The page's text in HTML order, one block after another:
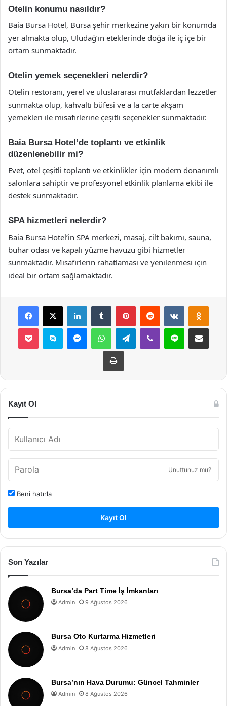
Otelin konumu nasıldır?
Baia Bursa Hotel, Bursa şehir merkezine yakın bir konumda
yer almakta olup, Uludağ’ın eteklerinde doğa ile iç içe bir
ortam sunmaktadır.
Otelin yemek seçenekleri nelerdir?
Otelin restoranı, yerel ve uluslararası mutfaklardan lezzetler
sunmakta olup, kahvaltı büfesi ve a la carte akşam
yemekleri ile misafirlerine çeşitli seçenekler sunmaktadır.
Baia Bursa Hotel’de toplantı ve etkinlik
düzenlenebilir mi?
Evet, otel çeşitli toplantı ve etkinlikler için modern donanımlı
salonlara sahiptir ve profesyonel etkinlik planlama ekibi ile
destek sunmaktadır.
SPA hizmetleri nelerdir?
Baia Bursa Hotel’in SPA merkezi, masaj, cilt bakımı, sauna,
buhar odası ve kapalı yüzme havuzu gibi hizmetler
sunmaktadır. Misafirlerin rahatlaması ve yenilenmesi için
ideal bir ortam sağlamaktadır.
Facebook
X LinkedInTumblr PinterestReddit VKontakte
Pocket Skype MessengerWhatsAppTelegramViber Line E-Posta ile
Yazdır
Kayıt Ol
Unuttunuz mu?
Beni hatırla
Kayıt Ol
Son Yazılar
Bursa’da Part Time İş İmkanları
Admin 9 Ağustos 2026
Bursa Oto Kurtarma Hizmetleri
Admin 8 Ağustos 2026
Bursa’nın Hava Durumu: Güncel Tahminler
Admin 8 Ağustos 2026